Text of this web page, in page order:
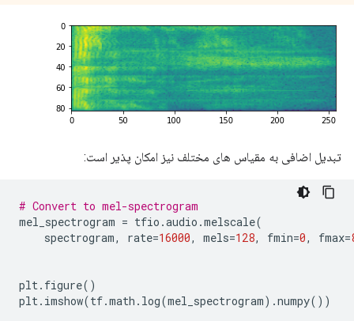
تبدیل اضافی به مقیاس های مختلف نیز امکان پذیر است:
# Convert to mel-spectrogram
mel_spectrogram = tfio .audio .melscale(
spectrogram, rate=16000, mels=128, fmin=0, fmax=
plt. figure()
plt. imshow(tf.math . log(mel_spectrogram).numpy())